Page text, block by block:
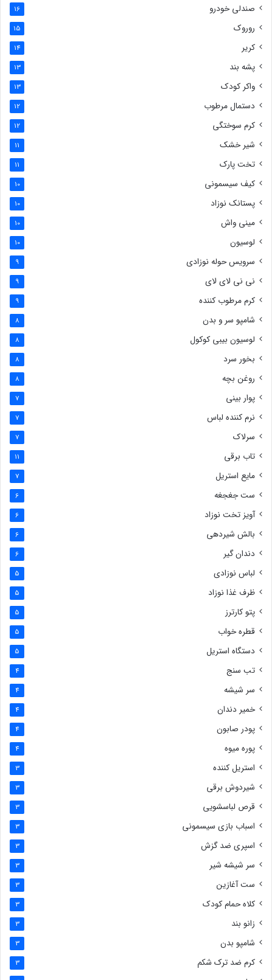
صندلی خودرو 16
روروک 15
کریر 14
پشه بند 13
واکر کودک 13
دستمال مرطوب 12
کرم سوختگی 12
شیر خشک 11
تخت پارک 11
کیف سیسمونی 10
پستانک نوزاد 10
مینی واش 10
لوسیون 10
سرویس حوله نوزادی 9
نی نی لای لای 9
کرم مرطوب کننده 9
شامپو سر و بدن 8
لوسیون بیبی کوکول 8
بخور سرد 8
روغن بچه 8
پوار بینی 7
نرم کننده لباس 7
سرلاک 7
تاب برقی 11
مایع استریل 7
ست جغجغه 6
آویز تخت نوزاد 6
بالش شیردهی 6
دندان گیر 6
لباس نوزادی 5
ظرف غذا نوزاد 5
پتو کارترز 5
قطره خواب 5
دستگاه استریل 5
تب سنج 4
سر شیشه 4
خمیر دندان 4
پودر صابون 4
پوره میوه 4
استریل کننده 3
شیردوش برقی 3
قرص لباسشویی 3
اسباب بازی سیسمونی 3
اسپری ضد گزش 3
سر شیشه شیر 3
ست آغازین 3
کلاه حمام کودک 3
زانو بند 3
شامپو بدن 3
کرم ضد ترک شکم 3